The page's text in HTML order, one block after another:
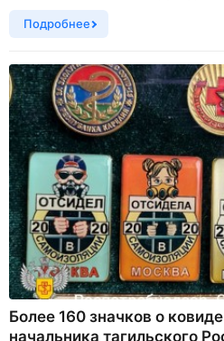
Подробнее
Более 160 значков о
начальника тагильского